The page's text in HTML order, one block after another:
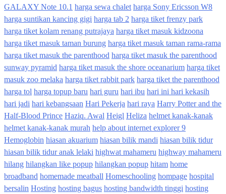
GALAXY Note 10.1 harga sewa chalet harga Sony Ericsson W8
harga suntikan kancing gigi harga tab 2 harga tiket frenzy park
harga tiket kolam renang putrajaya harga tiket masuk kidzoona
harga tiket masuk taman burung harga tiket masuk taman rama-rama
harga tiket masuk the parenthood harga tiket masuk the parenthood
sunway pyramid harga tiket masuk the shore oceanarium harga tiket
masuk zoo melaka harga tiket rabbit park harga tiket the parenthood
harga tol harga topup baru hari guru hari ibu hari ini hari kekasih
hari jadi hari kebangsaan Hari Pekerja hari raya Harry Potter and the
Half-Blood Prince Haziq. Awal Heigl Heliza helmet kanak-kanak
helmet kanak-kanak murah help about internet explorer 9
Hemoglobin hiasan akuarium hiasan bilik mandi hiasan bilik tidur
hiasan bilik tidur anak lelaki highwat mahameru highway mahameru
hilang hilangkan like popup hilangkan popup hitam home
broadband homemade meatball Homeschooling hompage hospital
bersalin Hosting hosting bagus hosting bandwidth tinggi hosting